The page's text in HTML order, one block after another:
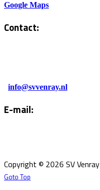
Google Maps
Contact:
info@svvenray.nl
E-mail:
Copyright © 2026 SV Venray
Goto Top